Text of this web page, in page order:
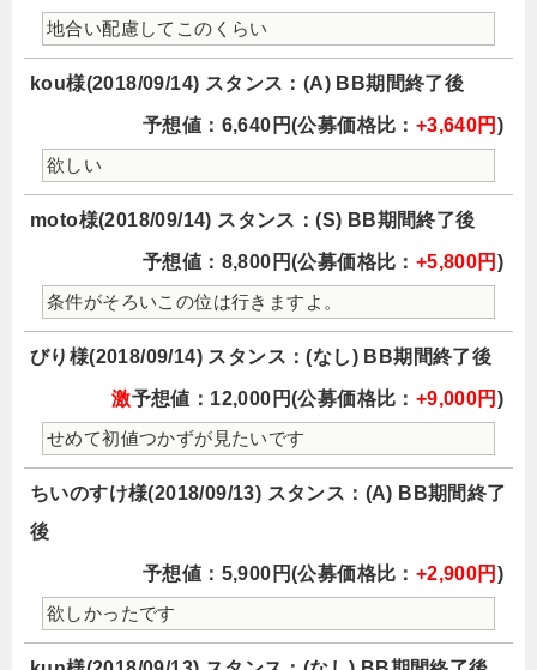
地合い配慮してこのくらい
kou様(2018/09/14) スタンス：(A) BB期間終了後
予想値：6,640円(公募価格比： +3,640円 )
欲しい
moto様(2018/09/14) スタンス：(S) BB期間終了後
予想値：8,800円(公募価格比： +5,800円 )
条件がそろいこの位は行きますよ。
びり様(2018/09/14) スタンス：(なし) BB期間終了後
激予想値：12,000円(公募価格比： +9,000円 )
せめて初値つかずが見たいです
ちいのすけ様(2018/09/13) スタンス：(A) BB期間終了
後
予想値：5,900円(公募価格比： +2,900円 )
欲しかったです